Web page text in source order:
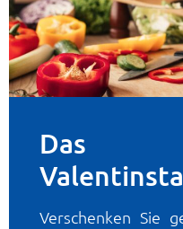
Das
Verschenken Sie